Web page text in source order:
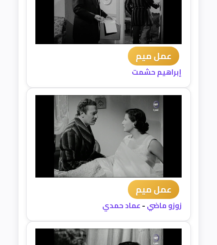
عمل ميم
إبراهيم حشمت
عمل ميم
زوزو ماضي-عماد حمدي